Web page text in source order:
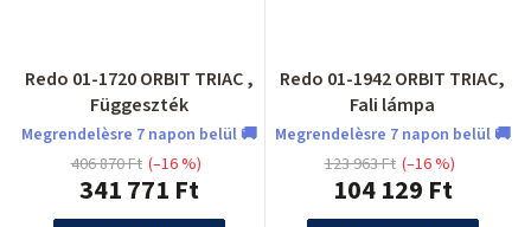
Redo 01-1720 ORBIT TRIAC ,
Függeszték
Megrendelèsre 7 napon belül 🚚
341 771 Ft
406 870 Ft (–16 %)
Redo 01-1942 ORBIT TRIAC,
Fali lámpa
Megrendelèsre 7 napon belül 🚚
104 129 Ft
123 963 Ft (–16 %)